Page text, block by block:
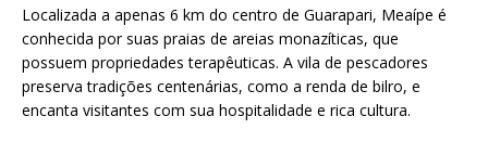
Localizada a apenas 6 km do centro de Guarapari, Meaípe é
conhecida por suas praias de areias monazíticas, que
possuem propriedades terapêuticas. A vila de pescadores
preserva tradições centenárias, como a renda de bilro, e
encanta visitantes com sua hospitalidade e rica cultura.